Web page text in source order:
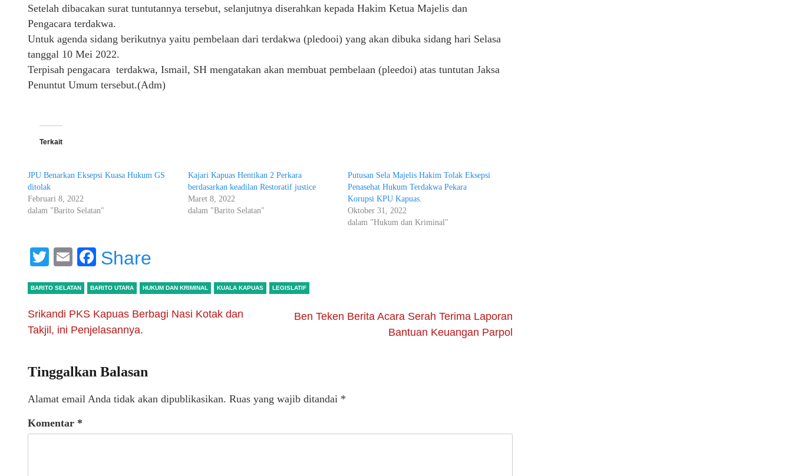
Setelah dibacakan surat tuntutannya tersebut, selanjutnya diserahkan kepada Hakim Ketua Majelis dan
Pengacara terdakwa.
Untuk agenda sidang berikutnya yaitu pembelaan dari terdakwa (pledooi) yang akan dibuka sidang hari Selasa
tanggal 10 Mei 2022.
Terpisah pengacara terdakwa, Ismail, SH mengatakan akan membuat pembelaan (pleedoi) atas tuntutan Jaksa
Penuntut Umum tersebut.(Adm)
Terkait
JPU Benarkan Eksepsi Kuasa Hukum GS
ditolak
Februari 8, 2022
dalam "Barito Selatan"
Kajari Kapuas Hentikan 2 Perkara
berdasarkan keadilan Restoratif justice
Maret 8, 2022
dalam "Barito Selatan"
Putusan Sela Majelis Hakim Tolak Eksepsi
Penasehat Hukum Terdakwa Pekara
Korupsi KPU Kapuas.
Oktober 31, 2022
dalam "Hukum dan Kriminal"
Twitter
EmailFacebook
Share
BARITO SELATAN BARITO UTARA HUKUM DAN KRIMINAL KUALA KAPUAS LEGISLATIF
Srikandi PKS Kapuas Berbagi Nasi Kotak dan
Takjil, ini Penjelasannya.
Ben Teken Berita Acara Serah Terima Laporan
Bantuan Keuangan Parpol
Tinggalkan Balasan
Alamat email Anda tidak akan dipublikasikan. Ruas yang wajib ditandai *
Komentar *